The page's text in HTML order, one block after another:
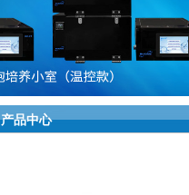
产品中心